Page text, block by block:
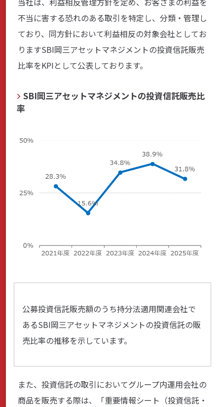
不当に害する恐れのある取引を特定し、分類・管理し
ており、同方針において利益相反の対象会社としてお
りますSBI岡三アセットマネジメントの投資信託販売
比率をKPIとして公表しております。
SBI岡三アセットマネジメントの投資信託販売比
率
公募投資信託販売額のうち持分法適用関連会社で
あるSBI岡三アセットマネジメントの投資信託の販
売比率の推移を示しています。
また、投資信託の取引においてグループ内運用会社の
商品を販売する際は、「重要情報シート（投資信託・